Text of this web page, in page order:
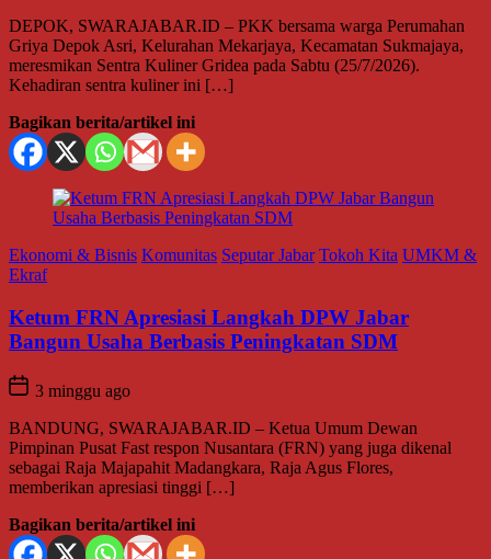
DEPOK, SWARAJABAR.ID – PKK bersama warga Perumahan
Griya Depok Asri, Kelurahan Mekarjaya, Kecamatan Sukmajaya,
meresmikan Sentra Kuliner Gridea pada Sabtu (25/7/2026).
Kehadiran sentra kuliner ini […]
Bagikan berita/artikel ini
Ekonomi & Bisnis Komunitas Seputar Jabar Tokoh Kita UMKM &
Ekraf
Ketum FRN Apresiasi Langkah DPW Jabar
Bangun Usaha Berbasis Peningkatan SDM
3 minggu ago
BANDUNG, SWARAJABAR.ID – Ketua Umum Dewan
Pimpinan Pusat Fast respon Nusantara (FRN) yang juga dikenal
sebagai Raja Majapahit Madangkara, Raja Agus Flores,
memberikan apresiasi tinggi […]
Bagikan berita/artikel ini